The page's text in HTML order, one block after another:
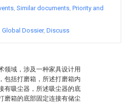
领域，涉及一种家具设计用
包括打磨箱，所述打磨箱内
有吸尘器，所述吸尘器的底
磨箱的底部固定连接有储尘
Similar documents Priority and
Global Dossier Discuss